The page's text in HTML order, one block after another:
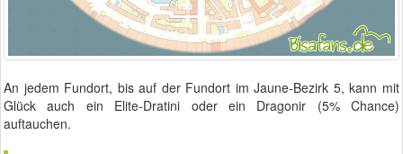
An jedem Fundort, bis auf der Fundort im Jaune-Bezirk 5, kann mit
Glück auch ein Elite-Dratini oder ein Dragonir (5% Chance)
auftauchen.